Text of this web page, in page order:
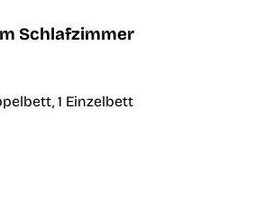
Schlafzimmer
1 Einzelbett